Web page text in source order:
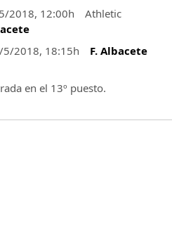
5/2018, 12:00h Athletic
5/2018, 18:15h F. Albacete
en el 13º puesto.